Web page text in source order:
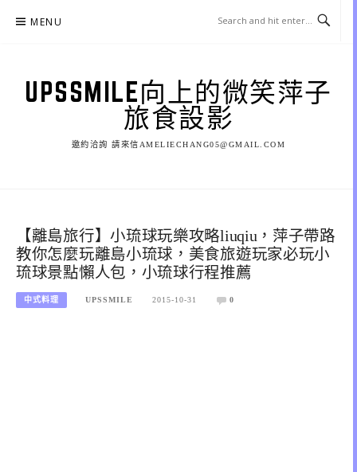
MENU
UPSSMILE向上的微笑萍子
旅食設影
邀約洽詢 請來信AMELIECHANG05@GMAIL.COM
【離島旅行】小琉球玩樂攻略liuqiu，萍子帶路
教你怎麼玩離島小琉球，美食旅遊玩家必玩小
琉球景點懶人包，小琉球行程推薦
中式料理 UPSSMILE 2015-10-31 0